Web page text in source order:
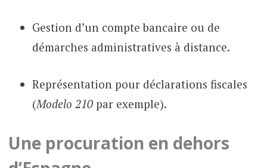
Gestion d’un compte bancaire ou de
démarches administratives à distance.
Représentation pour déclarations fiscales
(Modelo 210par exemple).
Une procuration en dehors